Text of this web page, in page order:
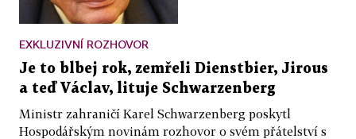
EXKLUZIVNÍ ROZHOVOR
Je to blbej rok, zemřeli Dienstbier, Jirous
a teď Václav, lituje Schwarzenberg
Ministr zahraničí Karel Schwarzenberg poskytl
Hospodářským novinám rozhovor o svém přátelství s